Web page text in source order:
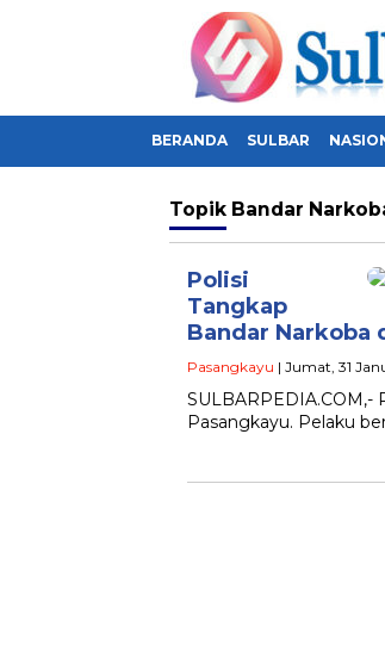
BERANDA SULBAR
Topik Bandar
Polisi
Tangkap
Bandar Narkoba
Pasangkayu | Jumat, 31
SULBARPEDIA.COM,-
Pasangkayu. Pelaku